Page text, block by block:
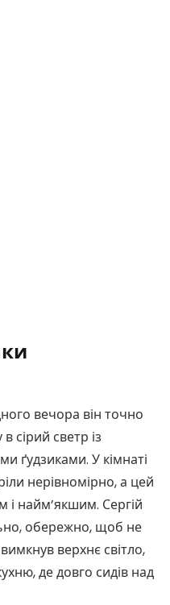
вечора він точно
сірий светр із
ґудзиками. У кімнаті
нерівномірно, а цей
і найм’якшим. Сергій
обережно, щоб не
верхнє світло,
де довго сидів над